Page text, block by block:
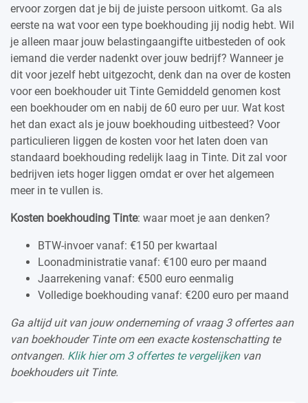
ervoor zorgen dat je bij de juiste persoon uitkomt. Ga als
eerste na wat voor een type boekhouding jij nodig hebt. Wil
je alleen maar jouw belastingaangifte uitbesteden of ook
iemand die verder nadenkt over jouw bedrijf? Wanneer je
dit voor jezelf hebt uitgezocht, denk dan na over de kosten
voor een boekhouder uit Tinte Gemiddeld genomen kost
een boekhouder om en nabij de 60 euro per uur. Wat kost
het dan exact als je jouw boekhouding uitbesteed? Voor
particulieren liggen de kosten voor het laten doen van
standaard boekhouding redelijk laag in Tinte. Dit zal voor
bedrijven iets hoger liggen omdat er over het algemeen
meer in te vullen is.
Kosten boekhouding Tinte: waar moet je aan denken?
BTW-invoer vanaf: €150 per kwartaal
Loonadministratie vanaf: €100 euro per maand
Jaarrekening vanaf: €500 euro eenmalig
Volledige boekhouding vanaf: €200 euro per maand
Ga altijd uit van jouw onderneming of vraag 3 offertes aan
van boekhouder Tinte om een exacte kostenschatting te
ontvangen. Klik hier om 3 offertes te vergelijkenvan
boekhouders uit Tinte.